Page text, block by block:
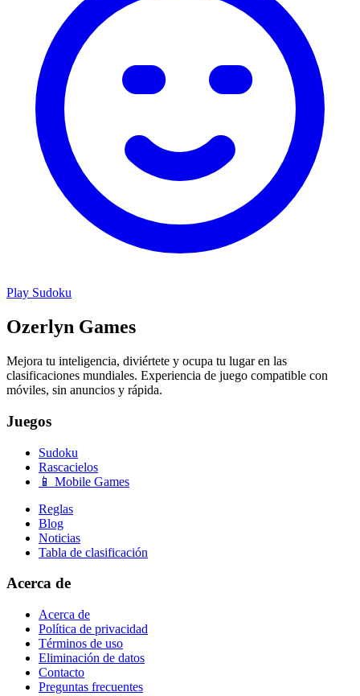
Play Sudoku
Ozerlyn Games
Mejora tu inteligencia, diviértete y ocupa tu lugar en las
clasificaciones mundiales. Experiencia de juego compatible con
móviles, sin anuncios y rápida.
Juegos
Sudoku
Rascacielos
📱 Mobile Games
Reglas
Blog
Noticias
Tabla de clasificación
Acerca de
Acerca de
Política de privacidad
Términos de uso
Eliminación de datos
Contacto
Preguntas frecuentes